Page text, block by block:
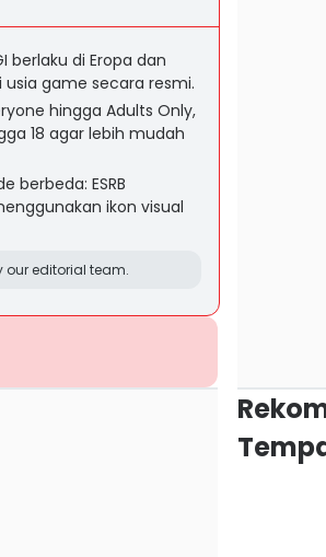
berlaku di Eropa dan
game secara resmi.
hingga Adults Only,
18 agar lebih mudah
berbeda: ESRB
ikon visual
our editorial team.